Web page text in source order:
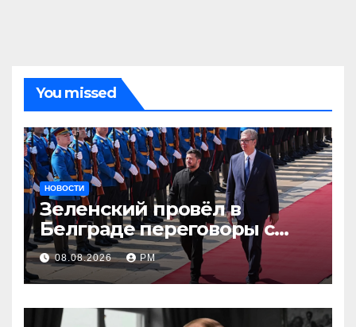
You missed
НОВОСТИ
Зеленский провёл в
Белграде переговоры с
Вучичем
08.08.2026 РМ